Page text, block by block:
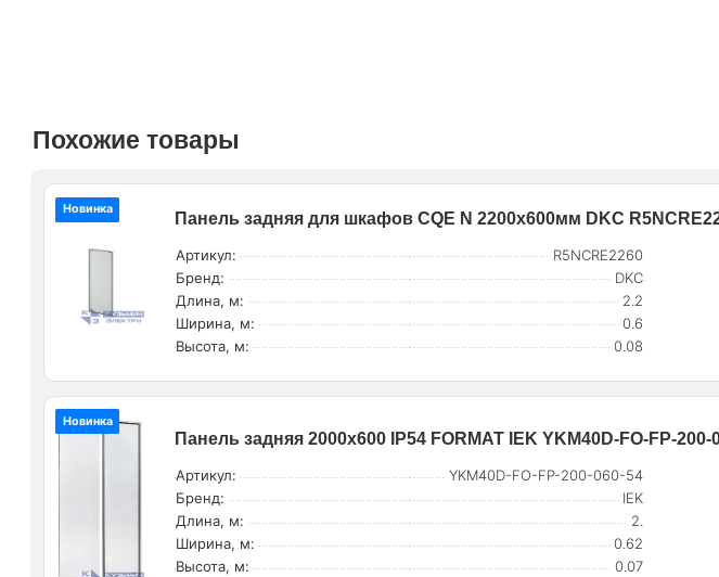
Похожие товары
Новинка
Панель задняя для шкафов CQE N 2200х600мм DKC
Артикул:
R5NCRE2260
Бренд:
DKC
Длина, м:
2.2
Ширина, м:
0.6
Высота, м:
0.08
Новинка
Панель задняя 2000х600 IP54 FORMAT IEK YKM40D-FO-FP-200-
Артикул:
YKM40D-FO-FP-200-060-54
Бренд:
IEK
Длина, м:
2.
Ширина, м:
0.62
Высота, м:
0.07